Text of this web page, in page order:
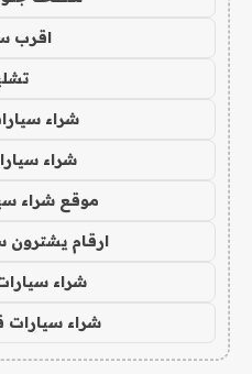
اقرب
شراء
شراء
موقع شراء
ارقام يشترون
شراء
شراء سيارات